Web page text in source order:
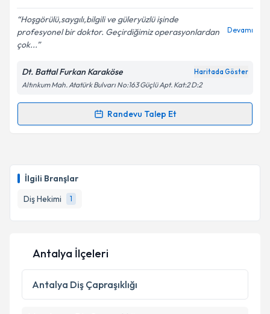
İlgili Branşlar
Diş Hekimi
1
E-posta Adresiniz
Kişisel verilerimin işlenmesine ilişkin
Aydınlatma
Metni'ni okudum ve kişisel verilerimin belirtilen
Hoşgörülü,saygılı,bilgili ve güleryüzlü işinde
profesyonel bir doktor. Geçirdiğimiz operasyonlardan
çok...
Devamı
Dt. Battal Furkan Karaköse Haritada Göster
Altınkum Mah. Atatürk Bulvarı No:163 Güçlü Apt. Kat:2 D:2
Randevu Talep Et
Randevu Takvimi Talebi
için bir takvim hazırlandığında e-posta ile
bilgilendireceğiz.
E-posta Adresiniz
Kişisel verilerimin işlenmesine ilişkin
Metni'ni okudum ve kişisel verilerimin belirtilen
Antalya İlçeleri
Antalya Diş Çapraşıklığı